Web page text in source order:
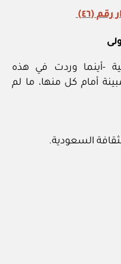
رقم (٤٦)
-أينما وردت في هذه
أمام كل منها، ما لم
السعودية.